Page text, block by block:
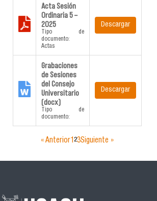
Acta Sesión
Ordinaria 5 –
2025
Tipo de
documento:
Actas
Descargar
Grabaciones
de Sesiones
del Consejo
Universitario
(docx)
Tipo de
documento:
Descargar
« Anterior1 23Siguiente »